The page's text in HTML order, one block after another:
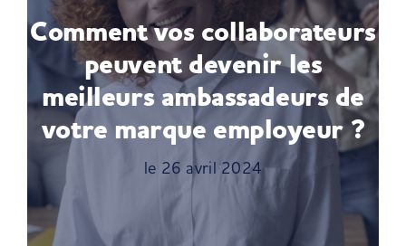
Blog RH
Je suis un candidat
Comment vos collaborateurs
peuvent devenir les
meilleurs ambassadeurs de
votre marque employeur ?
le 26 avril 2024